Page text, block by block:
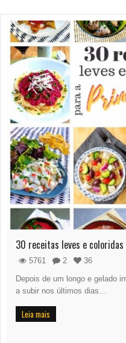
30 receitas leves e
5761 2
36
Depois de um longo e gelado
a subir nos últimos dias…
Leia mais